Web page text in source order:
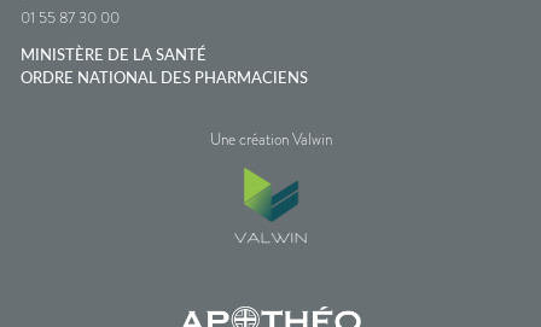
01 55 87 30 00
MINISTÈRE DE LA SANTÉ
ORDRE NATIONAL DES PHARMACIENS
Une création Valwin